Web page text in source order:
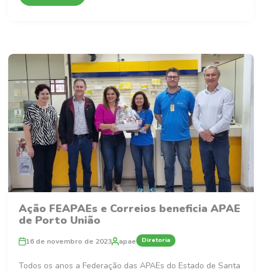
Ação FEAPAEs e Correios beneficia APAE
de Porto União
16 de novembro de 2023 apae Diretoria
Todos os anos a Federação das APAEs do Estado de Santa